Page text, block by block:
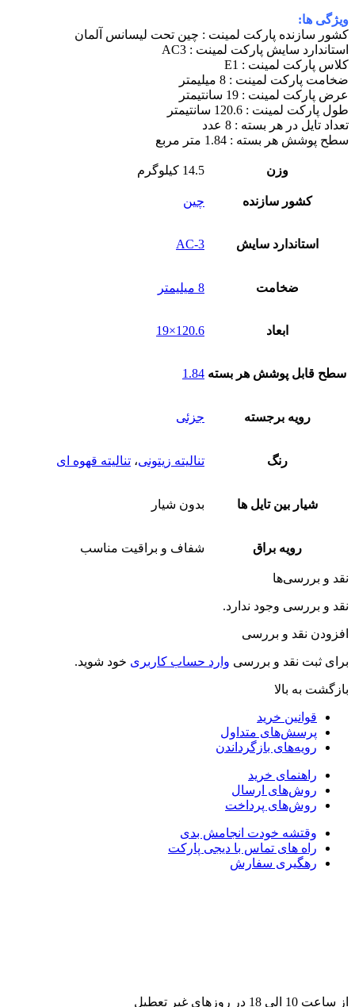
ویژگی ها:
کشور سازنده پارکت لمینت : چین تحت لیسانس آلمان
استاندارد سایش پارکت لمینت : AC3
کلاس پارکت لمینت : E1
ضخامت پارکت لمینت : 8 میلیمتر
عرض پارکت لمینت : 19 سانتیمتر
طول پارکت لمینت : 120.6 سانتیمتر
تعداد تایل در هر بسته : 8 عدد
سطح پوشش هر بسته : 1.84 متر مربع
وزن 14.5 کیلوگرم
کشور سازنده چین
استاندارد سایش AC-3
ضخامت 8 میلیمتر
ابعاد 120.6×19
سطح قابل پوشش هر بسته 1.84
رویه برجسته جزئی
رنگ تنالیته زیتونی، تنالیته قهوه ای
شیار بین تایل ها بدون شیار
رویه براق شفاف و براقیت مناسب
نقد و بررسی‌ها
نقد و بررسی وجود ندارد.
افزودن نقد و بررسی
برای ثبت نقد و بررسی وارد حساب کاربری خود شوید.
بازگشت به بالا
قوانین خرید
پرسش‌های متداول
رویه‌های بازگرداندن
راهنمای خرید
روش‌های ارسال
روش‌های پرداخت
وقتشه خودت انجامش بدی
راه های تماس با دیجی پارکت
رهگیری سفارش
از ساعت 10 الی 18 در روزهای غیر تعطیل